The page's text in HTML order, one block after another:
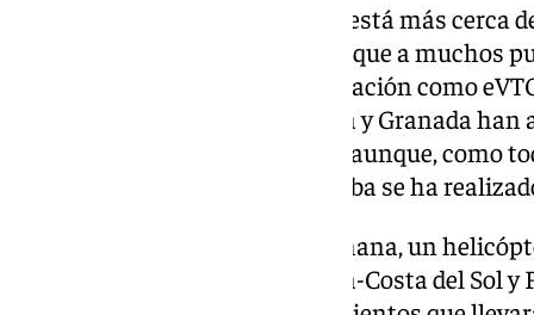
Una nueva forma de movilidad está más cerca
Este nuevo modelo de vehículo, que a muchos
conocidos en el mundo de la aviación como
movilidad para siempre. Málaga y Granada
este revolucionario transporte, aunque, como
homologado en España, la prueba se ha
De esta forma, esta misma mañana, un
entre los aeropuertos de Málaga-Costa del Sol